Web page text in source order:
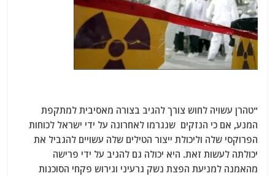
"טהרן עשויה לחוש צורך להגיב בצורה מאסיבית למתקפת
המנע, אם כי הנזקים שנגרמו לאחרונה על ידי ישראל לכוחות
הפרוקסי שלה וליכולת ייצור הטילים שלה עשויים להגביל את
יכולתה לעשות זאת. היא יכולה גם להגיב על ידי פרישה
מהאמנה למניעת הפצת נשק גרעיני וגירוש פקחי הסוכנות